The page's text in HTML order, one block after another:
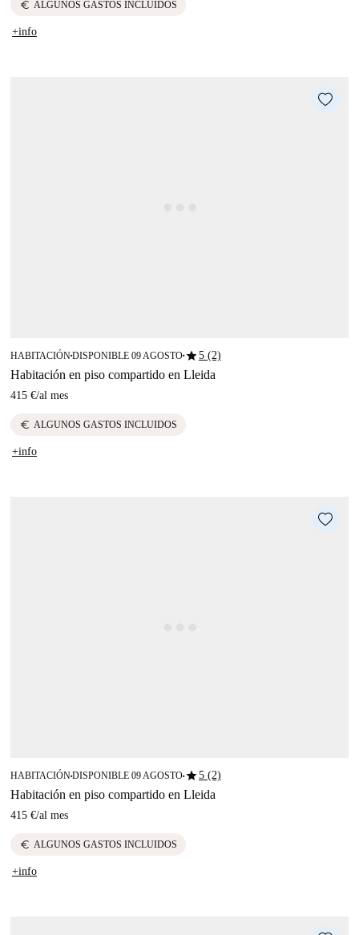
euro ALGUNOS GASTOS INCLUIDOS
+info
HABITACIÓN■DISPONIBLE 09 AGOSTO■star5 (2)
Habitación en piso compartido en Lleida
415 €/al mes
euro ALGUNOS GASTOS INCLUIDOS
+info
HABITACIÓN■DISPONIBLE 09 AGOSTO■star5 (2)
Habitación en piso compartido en Lleida
415 €/al mes
euro ALGUNOS GASTOS INCLUIDOS
+info